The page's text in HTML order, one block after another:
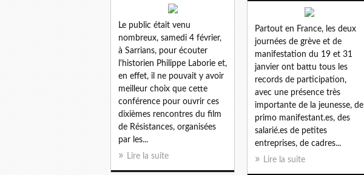
Le public était venu
nombreux, samedi 4 février,
à Sarrians, pour écouter
l'historien Philippe Laborie et,
en effet, il ne pouvait y avoir
meilleur choix que cette
conférence pour ouvrir ces
dixièmes rencontres du film
de Résistances, organisées
par les...
Lire la suite
Partout en France, les deux
journées de grève et de
manifestation du 19 et 31
janvier ont battu tous les
records de participation,
avec une présence très
importante de la jeunesse, de
primo manifestant.es, des
salarié.es de petites
entreprises, de cadres...
Lire la suite